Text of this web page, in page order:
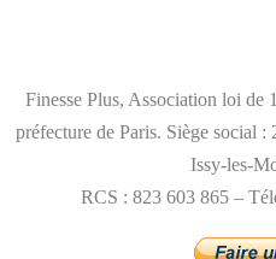
Finesse Plus, Association loi de
préfecture de Paris. Siège social
Issy-les-
RCS : 823 603 865 –